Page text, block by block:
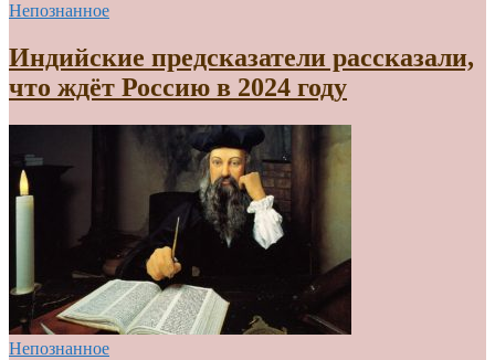
Непознанное
Индийские предсказатели рассказали,
что ждёт Россию в 2024 году
Непознанное